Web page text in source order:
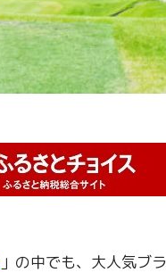
」の中でも、大人気ブ